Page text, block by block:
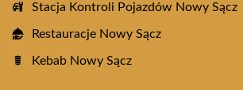
Stacja Kontroli Pojazdów Nowy Sącz
Restauracje Nowy Sącz
Kebab Nowy Sącz